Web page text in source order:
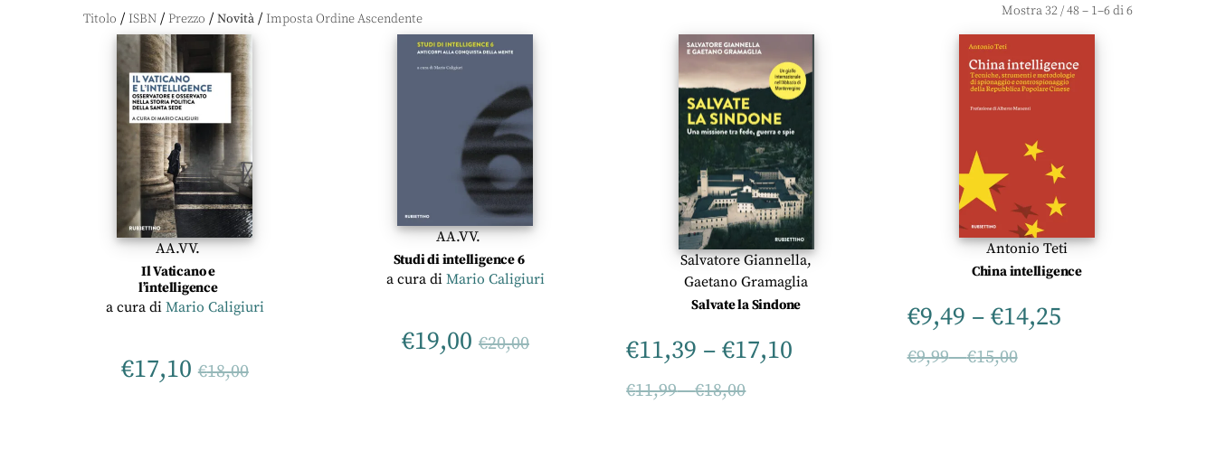
Titolo / ISBN / Prezzo / Novità / Mostra32/48– 1–6 di 6
AA.VV.
Il Vaticano e
l’intelligence
a cura di Mario Caligiuri
€17,10 €18,00
AA.VV.
Studi di intelligence 6
a cura di Mario Caligiuri
€19,00 €20,00
Salvatore Giannella,
Gaetano Gramaglia
Salvate la Sindone
€11,39 –€17,10
€11,99–€18,00
Antonio Teti
China intelligence
€9,49 – €14,25
€9,99–€15,00